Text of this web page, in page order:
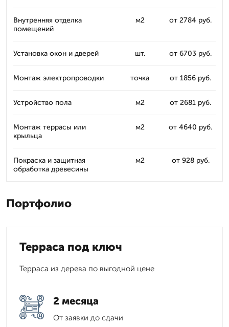
Внутренняя отделка
помещений
м2 от 2784 руб.
Установка окон и дверей шт. от 6703 руб.
Монтаж электропроводки точка от 1856 руб.
Устройство пола м2 от 2681 руб.
Монтаж террасы или
крыльца
м2 от 4640 руб.
Покраска и защитная
обработка древесины
м2 от 928 руб.
Портфолио
Терраса под ключ
Терраса из дерева по выгодной цене
2 месяца
От заявки до сдачи